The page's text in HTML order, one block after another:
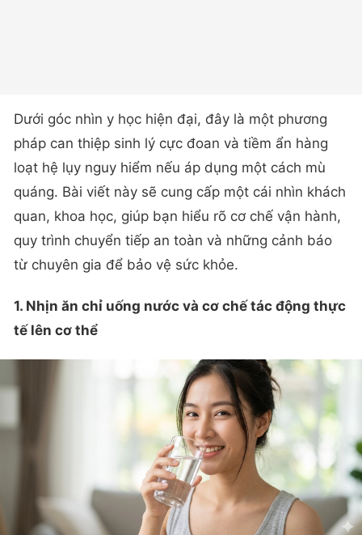
Dưới góc nhìn y học hiện đại, đây là một phương
pháp can thiệp sinh lý cực đoan và tiềm ẩn hàng
loạt hệ lụy nguy hiểm nếu áp dụng một cách mù
quáng. Bài viết này sẽ cung cấp một cái nhìn khách
quan, khoa học, giúp bạn hiểu rõ cơ chế vận hành,
quy trình chuyển tiếp an toàn và những cảnh báo
từ chuyên gia để bảo vệ sức khỏe.
1. Nhịn ăn chỉ uống nước và cơ chế tác động thực
tế lên cơ thể